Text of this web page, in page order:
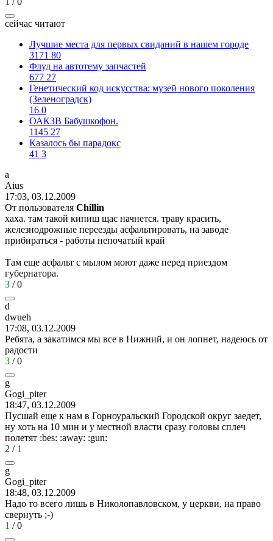
сейчас читают
Лучшие места для первых свиданий в нашем городе
3171 80
Флуд на автотему запчастей
677 27
Генетический код искусства: музей нового поколения
(Зеленоградск)
16 0
ОАКЗВ Бабушкофон.
1145 27
Казалось бы парадокс
41 3
a
Aius
17:03, 03.12.2009
От пользователя Chillin
хаха. там такой кипиш щас начнется. траву красить,
железнодрожные переезды асфальтировать, на заводе
прибираться - работы непочатый край
Там еще асфальт с мылом моют даже перед приездом
губернатора.
3 /0
d
dwueh
17:08, 03.12.2009
Ребята, а закатимся мы все в Нижний, и он лопнет, надеюсь от
радости
3 /0
g
Gogi_piter
18:47, 03.12.2009
Пусшай еще к нам в Горноуральский Городской округ заедет,
ну хоть на 10 мин и у местной власти сразу головы сплеч
полетят :bes: :away: :gun:
2 / 1
g
Gogi_piter
18:48, 03.12.2009
Надо то всего лишь в Николопавловском, у церкви, на право
свернуть ;-)
1 /0